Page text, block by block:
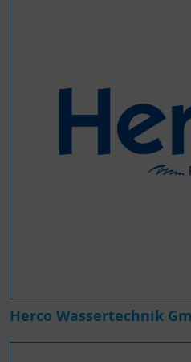
Herco Wassertechnik